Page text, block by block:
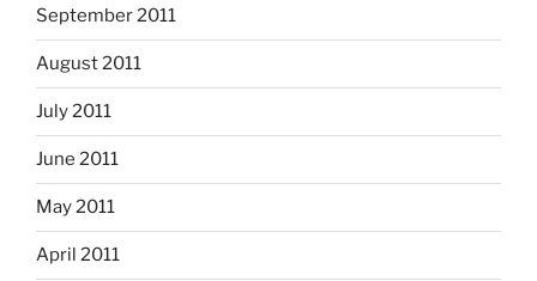
September 2011
August 2011
July 2011
June 2011
May 2011
April 2011